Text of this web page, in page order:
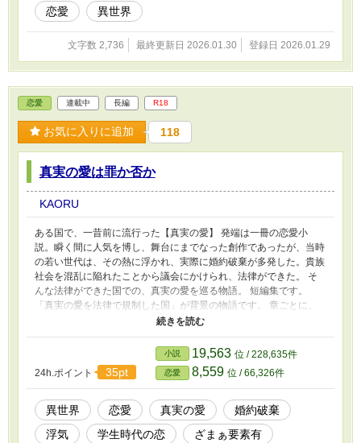
指定になったらごめんなさい。 ※作者の妄想の産物です。 ※頭の
中にあるものを言語化しています。神様ではないので、「創造」す
ることはできません。 ※小心者ゆえ、感想欄は閉じております。
※誤字脱字やつじつまの合わない部分は後からこっそり修正致しま
す。
恋愛 異世界
文字数 2,736 最終更新日 2026.01.30 登録日 2026.01.29
恋愛 連載中 長編 R18
お気に入りに追加 118
真実の愛は罪か否か
KAORU
ある国で、一昔前に流行った【真実の愛】 発端は一冊の恋愛小
説。瞬く間に人気を博し、舞台にまでなった創作であったが、当時
の若い世代は、その熱に浮かれ、実際に婚約破棄が多発した。貴族
社会を混乱に陥れたことから議会にかけられ、法律ができた。 そ
んな法律ができた国での、真実の愛を巡る物語。 短編集です。
「真実の愛を法律で規制した国」が背景の物語です。 章ごとに、
登場人物や年代が変わります。 【第１章】真実の愛がもたらした
もの（そもそもの始まり）※完結 侯爵家嫡男のデビッドと、公爵
令嬢のリオノーラは幼い頃に婚約を結んだ。 しかし、デビッドは
リオノーラが気に入らず、ろくに交流を持とうとしない。それでも
リオノーラは国のため、家のために、貴族令嬢として嫁ぐ覚悟だっ
た。 二人が入学した学園には、天真爛漫で天使のような容姿のエ
イミーという男爵令嬢がいた。彼女とであったデビッドは… 【第
２章】不実な婚約者は【真実の愛】を謳う フェリアは次期侯爵を
継ぐ嫡子である。その婿になる予定の２歳年上のアランは、浮名を
24h.ポイント 35pt
小説 19,563 位 / 228,635件
恋愛 8,559 位 / 66,326件
異世界 恋愛 真実の愛
婚約破棄
浮気
学生時代の恋
ざまぁ要素有